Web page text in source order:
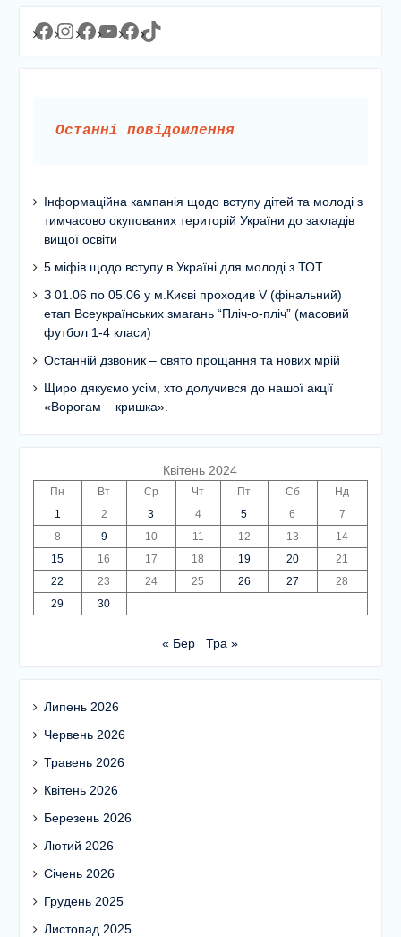
Facebook
Instagram
Facebook
YouTube
Facebook
https://www.tiktok.com/@lyceum1man?_t=8YJMx0RJgIf&_r=1
Останні повідомлення
Інформаційна кампанія щодо вступу дітей та молоді з
тимчасово окупованих територій України до закладів
вищої освіти
5 міфів щодо вступу в Україні для молоді з ТОТ
З 01.06 по 05.06 у м.Києві проходив V (фінальний)
етап Всеукраїнських змагань “Пліч-о-пліч” (масовий
футбол 1-4 класи)
Останній дзвоник – свято прощання та нових мрій
Щиро дякуємо усім, хто долучився до нашої акції
«Ворогам – кришка».
Квітень 2024
Пн Вт Ср Чт Пт Сб
Нд
1
2 3 4 5 6
7
8
9 10 11 12 13
14
15
16 17 18 19 20
21
22
23 24 25 26 27
28
29
30
« Бер Тра »
Липень 2026
Червень 2026
Травень 2026
Квітень 2026
Березень 2026
Лютий 2026
Січень 2026
Грудень 2025
Листопад 2025